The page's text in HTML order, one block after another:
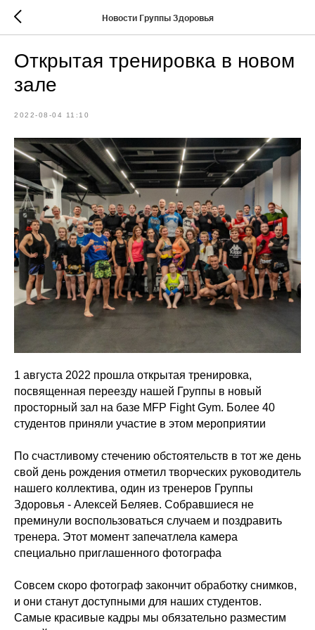
Новости Группы Здоровья
Открытая тренировка в новом
зале
2022-08-04 11:10
1 августа 2022 прошла открытая тренировка,
посвященная переезду нашей Группы в новый
просторный зал на базе MFP Fight Gym. Более 40
студентов приняли участие в этом мероприятии
По счастливому стечению обстоятельств в тот же день
свой день рождения отметил творческих руководитель
нашего коллектива, один из тренеров Группы
Здоровья - Алексей Беляев. Собравшиеся не
преминули воспользоваться случаем и поздравить
тренера. Этот момент запечатлела камера
специально приглашенного фотографа
Совсем скоро фотограф закончит обработку снимков,
и они станут доступными для наших студентов.
Самые красивые кадры мы обязательно разместим